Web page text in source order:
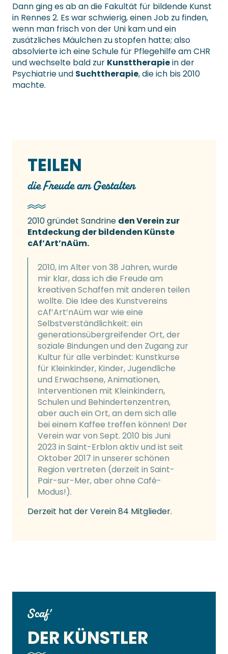
Dann ging es ab an die Fakultät für bildende Kunst
in Rennes 2. Es war schwierig, einen Job zu finden,
wenn man frisch von der Uni kam und ein
zusätzliches Mäulchen zu stopfen hatte; also
absolvierte ich eine Schule für Pflegehilfe am CHR
und wechselte bald zur Kunsttherapiein der
Psychiatrie und Suchttherapie, die ich bis 2010
machte.
TEILEN
die Freude am Gestalten
2010 gründet Sandrine den Verein zur
Entdeckung der bildenden Künste
cAf’Art’nAüm.
2010, im Alter von 38 Jahren, wurde
mir klar, dass ich die Freude am
kreativen Schaffen mit anderen teilen
wollte. Die Idee des Kunstvereins
cAf’Art’nAüm war wie eine
Selbstverständlichkeit: ein
generationsübergreifender Ort, der
soziale Bindungen und den Zugang zur
Kultur für alle verbindet: Kunstkurse
für Kleinkinder, Kinder, Jugendliche
und Erwachsene, Animationen,
Interventionen mit Kleinkindern,
Schulen und Behindertenzentren,
aber auch ein Ort, an dem sich alle
bei einem Kaffee treffen können! Der
Verein war von Sept. 2010 bis Juni
2023 in Saint-Erblon aktiv und ist seit
Oktober 2017 in unserer schönen
Region vertreten (derzeit in Saint-
Pair-sur-Mer, aber ohne Café-
Modus!).
Derzeit hat der Verein 84 Mitglieder.
Scaf'
DER KÜNSTLER